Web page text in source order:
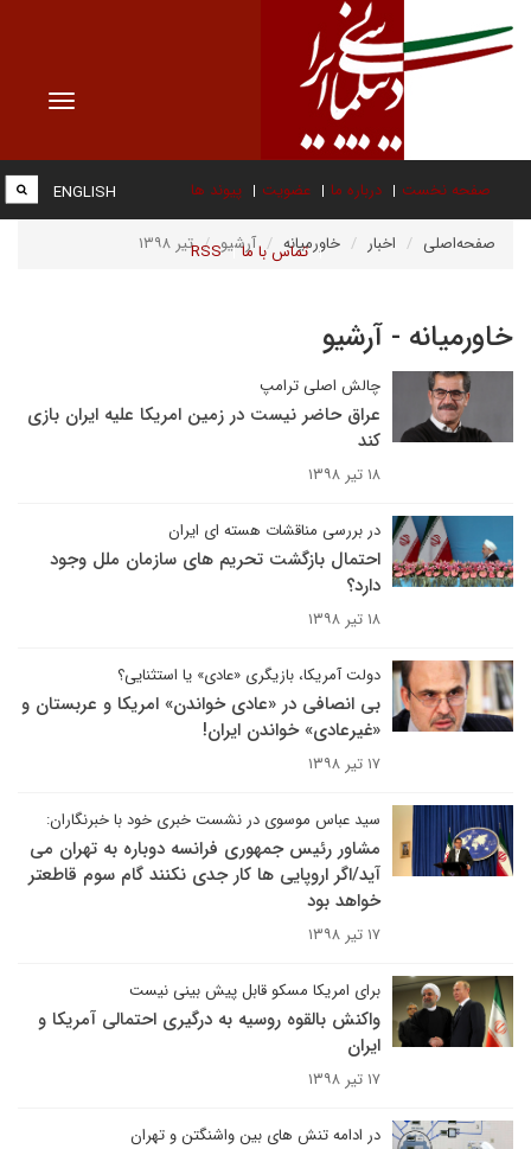
Toggle
صفحه نخست درباره ما عضویت پیوند ها
تماس با ما RSS
ENGLISH
صفحه‌اصلی اخبار خاورمیانه آرشیو تیر ۱۳۹۸
خاورمیانه - آرشیو
چالش اصلی ترامپ
عراق حاضر نیست در زمین امریکا علیه ایران بازی
کند
۱۸ تیر ۱۳۹۸
در بررسی مناقشات هسته ای ایران
احتمال بازگشت تحریم های سازمان ملل وجود
دارد؟
۱۸ تیر ۱۳۹۸
دولت آمریکا، بازیگری «عادی» یا استثنایی؟
بی انصافی در «عادی خواندن» امریکا و عربستان و
«غیرعادی» خواندن ایران!
۱۷ تیر ۱۳۹۸
سید عباس موسوی در نشست خبری خود با خبرنگاران:
مشاور رئیس جمهوری فرانسه دوباره به تهران می
آید/اگر اروپایی ها کار جدی نکنند گام سوم قاطعتر
خواهد بود
۱۷ تیر ۱۳۹۸
برای امریکا مسکو قابل پیش بینی نیست
واکنش بالقوه روسیه به درگیری احتمالی آمریکا و
ایران
۱۷ تیر ۱۳۹۸
در ادامه تنش های بین واشنگتن و تهران